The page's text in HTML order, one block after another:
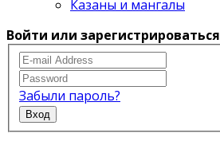
Казаны и мангалы
Войти или зарегистрироваться
Забыли пароль?
Вход